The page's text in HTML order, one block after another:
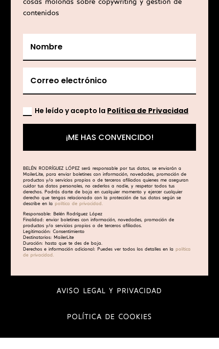
cosas molonas sobre copywriting y gestión de
contenidos
He leído y acepto la Política de Privacidad
¡ME HAS CONVENCIDO!
BELÉN RODRÍGUEZ LÓPEZ será responsable por tus datos, se enviarán a
MailerLite, para enviar boletines con información, novedades, promoción de
productos y/o servicios propios o de terceros afiliados quienes me aseguran
cuidar tus datos personales, no cederlos a nadie, y respetar todos tus
derechos. Podrás darte de baja en cualquier momento y ejercer cualquier
derecho que tengas relacionado con la protección de tus datos según se
describe en lapolítica de privacidad.
Responsable: Belén Rodríguez López
Finalidad: enviar boletines con información, novedades, promoción de
productos y/o servicios propios o de terceros afiliados.
Legitimación: Consentimiento
Destinatarios: MailerLite
Duración: hasta que te des de baja.
Derechos e información adicional: Puedes ver todos los detalles en la política
de privacidad.
AVISO LEGAL Y PRIVACIDAD
POLÍTICA DE COOKIES